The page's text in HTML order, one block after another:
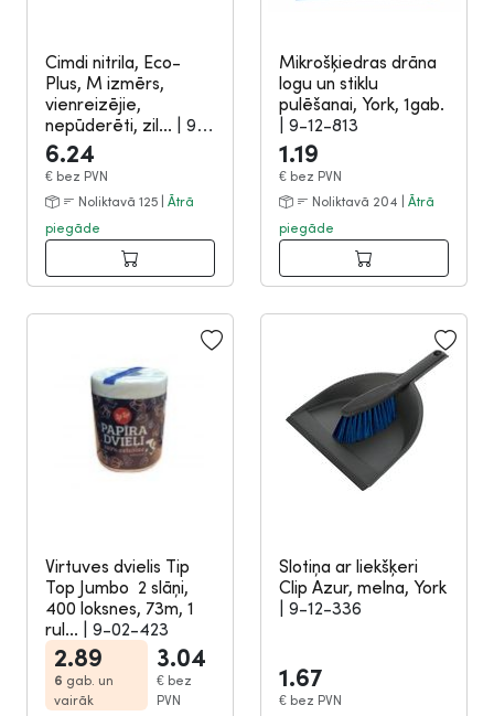
Cimdi nitrila, Eco-
Plus, M izmērs,
vienreizējie,
nepūderēti, zil...
9-
11-267
6.24
€ bez PVN
Noliktavā 125 | Ātrā
piegāde
Mikrošķiedras drāna
logu un stiklu
pulēšanai, York, 1gab.
9-12-813
1.19
€ bez PVN
Noliktavā 204 | Ātrā
piegāde
Virtuves dvielis Tip
Top Jumbo 2 slāņi,
400 loksnes, 73m, 1
rul...
9-02-423
2.89
6 gab. un
vairāk
3.04
€ bez
PVN
Slotiņa ar liekšķeri
Clip Azur, melna, York
9-12-336
1.67
€ bez PVN